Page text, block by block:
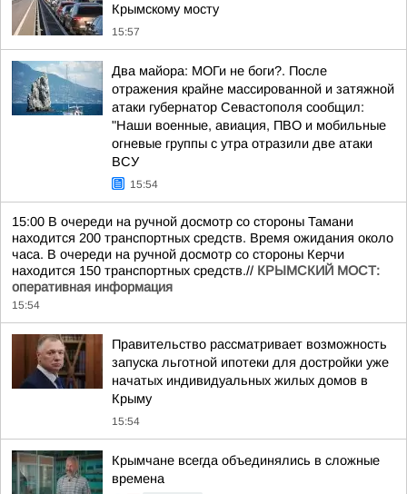
Крымскому мосту
15:57
Два майора: МОГи не боги?. После
отражения крайне массированной и затяжной
атаки губернатор Севастополя сообщил:
"Наши военные, авиация, ПВО и мобильные
огневые группы с утра отразили две атаки
ВСУ
15:54
15:00 В очереди на ручной досмотр со стороны Тамани
находится 200 транспортных средств. Время ожидания около
часа. В очереди на ручной досмотр со стороны Керчи
находится 150 транспортных средств.// КРЫМСКИЙ МОСТ:
оперативная информация
15:54
Правительство рассматривает возможность
запуска льготной ипотеки для достройки уже
начатых индивидуальных жилых домов в
Крыму
15:54
Крымчане всегда объединялись в сложные
времена